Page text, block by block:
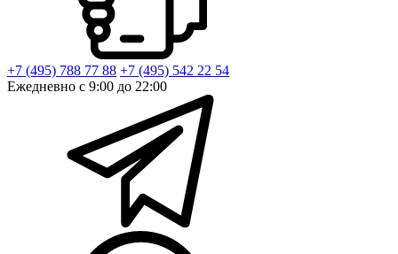
+7 (495) 788 77 88 +7 (495) 542 22 54
Ежедневно с 9:00 до 22:00